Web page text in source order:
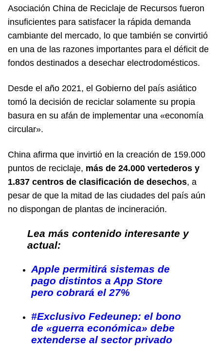
Asociación China de Reciclaje de Recursos fueron
insuficientes para satisfacer la rápida demanda
cambiante del mercado, lo que también se convirtió
en una de las razones importantes para el déficit de
fondos destinados a desechar electrodomésticos.
Desde el año 2021, el Gobierno del país asiático
tomó la decisión de reciclar solamente su propia
basura en su afán de implementar una «economía
circular».
China afirma que invirtió en la creación de 159.000
puntos de reciclaje, más de 24.000 vertederos y
1.837 centros de clasificación de desechos, a
pesar de que la mitad de las ciudades del país aún
no dispongan de plantas de incineración.
Lea más contenido interesante y
actual:
Apple permitirá sistemas de
pago distintos a App Store
pero cobrará el 27%
#Exclusivo Fedeunep: el bono
de «guerra económica» debe
extenderse al sector privado